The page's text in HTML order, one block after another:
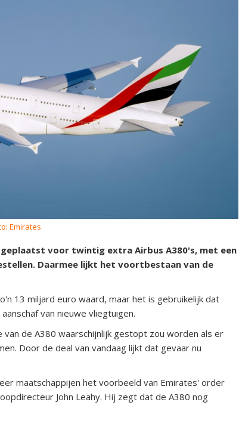
Emirates
voor twintig extra Airbus A380's, met een
Daarmee lijkt het voortbestaan van de
13 miljard euro waard, maar het is gebruikelijk dat
van nieuwe vliegtuigen.
de A380 waarschijnlijk gestopt zou worden als er
Door de deal van vandaag lijkt dat gevaar nu
maatschappijen het voorbeeld van Emirates' order
John Leahy. Hij zegt dat de A380 nog